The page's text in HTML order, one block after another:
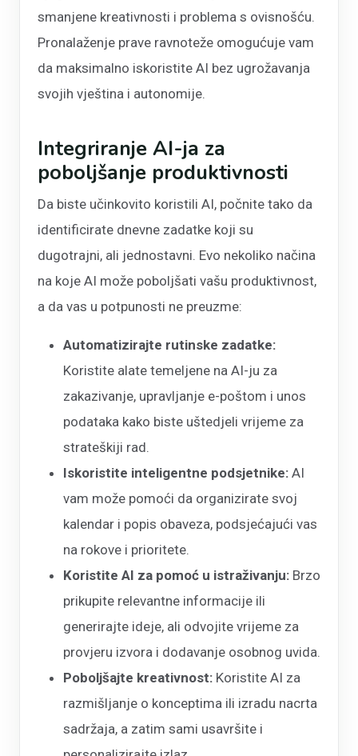
smanjene kreativnosti i problema s ovisnošću.
Pronalaženje prave ravnoteže omogućuje vam
da maksimalno iskoristite AI bez ugrožavanja
svojih vještina i autonomije.
Integriranje AI-ja za
poboljšanje produktivnosti
Da biste učinkovito koristili AI, počnite tako da
identificirate dnevne zadatke koji su
dugotrajni, ali jednostavni. Evo nekoliko načina
na koje AI može poboljšati vašu produktivnost,
a da vas u potpunosti ne preuzme:
Automatizirajte rutinske zadatke:
Koristite alate temeljene na AI-ju za
zakazivanje, upravljanje e-poštom i unos
podataka kako biste uštedjeli vrijeme za
strateškiji rad.
Iskoristite inteligentne podsjetnike: AI
vam može pomoći da organizirate svoj
kalendar i popis obaveza, podsjećajući vas
na rokove i prioritete.
Koristite AI za pomoć u istraživanju: Brzo
prikupite relevantne informacije ili
generirajte ideje, ali odvojite vrijeme za
provjeru izvora i dodavanje osobnog uvida.
Poboljšajte kreativnost: Koristite AI za
razmišljanje o konceptima ili izradu nacrta
sadržaja, a zatim sami usavršite i